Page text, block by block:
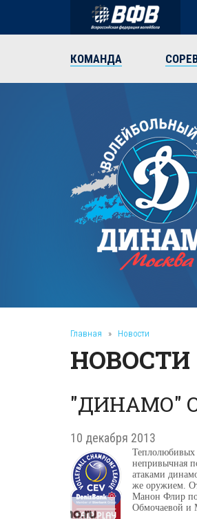
КОМАНДА
Главная » Новости
НОВОСТИ
"ДИНАМО"
10 декабря 2013
Теплолюбивых
непривычная
атаками
же оружием.
Манон Флир
Обмочаевой и